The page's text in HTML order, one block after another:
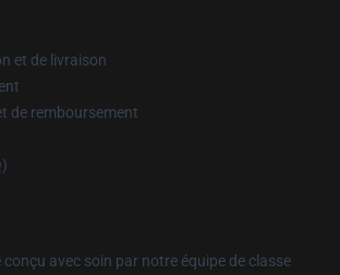
et de livraison
de remboursement
avec soin par notre équipe de classe